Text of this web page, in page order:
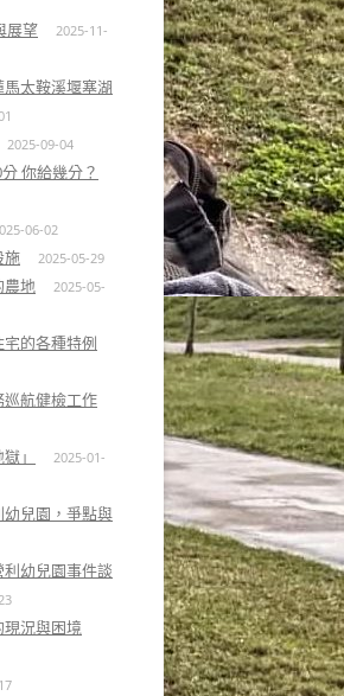
展望
2025-11-
太鞍溪堰塞湖
2025-09-04
你給幾分？
06-02
施 2025-05-29
農地
2025-05-
的各種特例
航健檢工作
」
2025-01-
兒園，爭點與
幼兒園事件談
況與困境